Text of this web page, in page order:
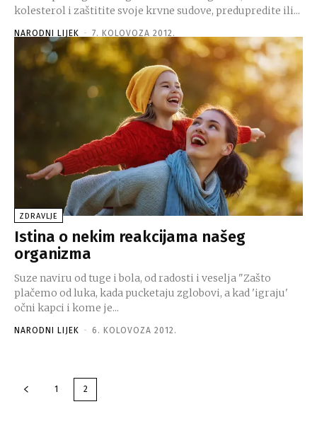
kolesterol i zaštitite svoje krvne sudove, predupredite ili...
NARODNI LIJEK - 7. KOLOVOZA 2012.
ZDRAVLJE
Istina o nekim reakcijama našeg
organizma
Suze naviru od tuge i bola, od radosti i veselja "Zašto
plačemo od luka, kada pucketaju zglobovi, a kad 'igraju'
očni kapci i kome je...
NARODNI LIJEK - 6. KOLOVOZA 2012.
1 2